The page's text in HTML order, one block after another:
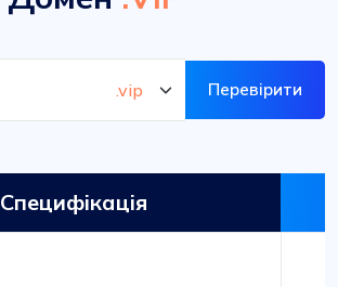
Перевірити
Специфікація